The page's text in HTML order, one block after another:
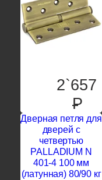
2`657
P
Дверная петля для
дверей с
четвертью
PALLADIUM N
401-4 100 мм
(латунная) 80/90 кг